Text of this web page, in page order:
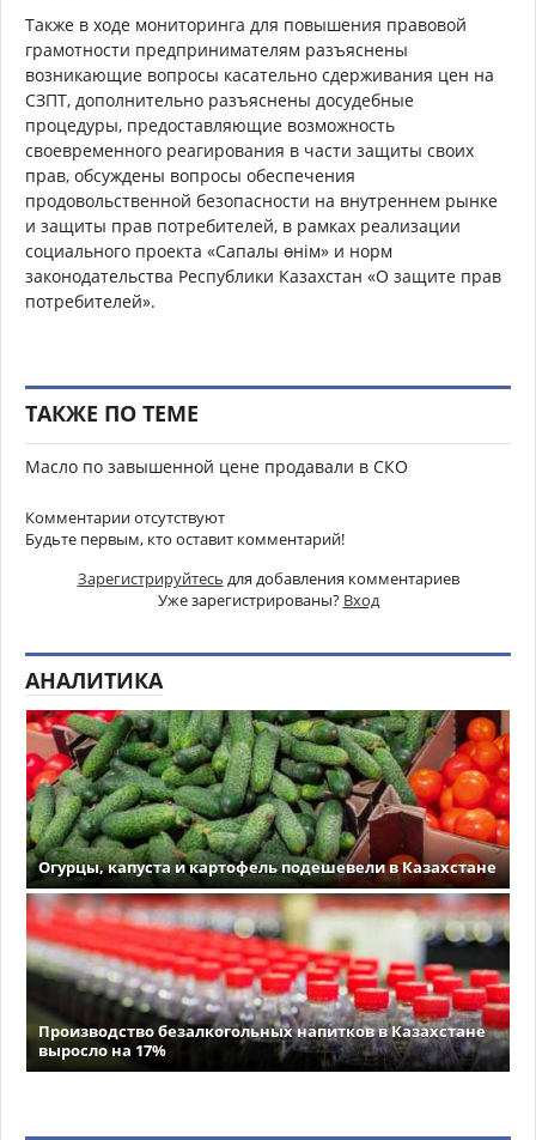
Также в ходе мониторинга для повышения правовой
грамотности предпринимателям разъяснены
возникающие вопросы касательно сдерживания цен на
СЗПТ, дополнительно разъяснены досудебные
процедуры, предоставляющие возможность
своевременного реагирования в части защиты своих
прав, обсуждены вопросы обеспечения
продовольственной безопасности на внутреннем рынке
и защиты прав потребителей, в рамках реализации
социального проекта «Сапалы өнім» и норм
законодательства Республики Казахстан «О защите прав
потребителей».
ТАКЖЕ ПО ТЕМЕ
Масло по завышенной цене продавали в СКО
Комментарии отсутствуют
Будьте первым, кто оставит комментарий!
Зарегистрируйтесь для добавления комментариев
Уже зарегистрированы? Вход
АНАЛИТИКА
Огурцы, капуста и картофель подешевели в Казахстане
Производство безалкогольных напитков в Казахстане
выросло на 17%